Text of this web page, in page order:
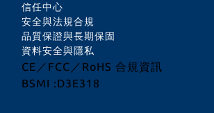
信任中心
安全與法規合規
品質保證與長期保固
資料安全與隱私
CE／FCC／RoHS 合規資訊
BSMI :D3E318